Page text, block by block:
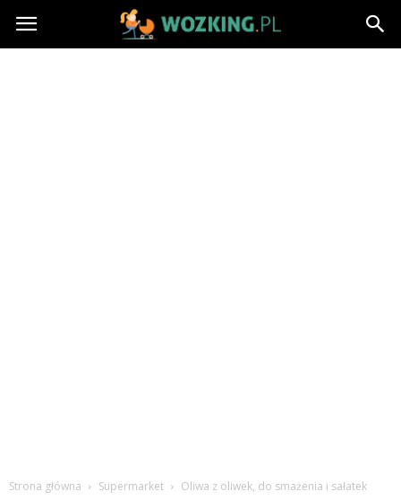
http://wozking.pl
Strona główna Supermarket Oliwa z oliwek, do smażenia i sałatek